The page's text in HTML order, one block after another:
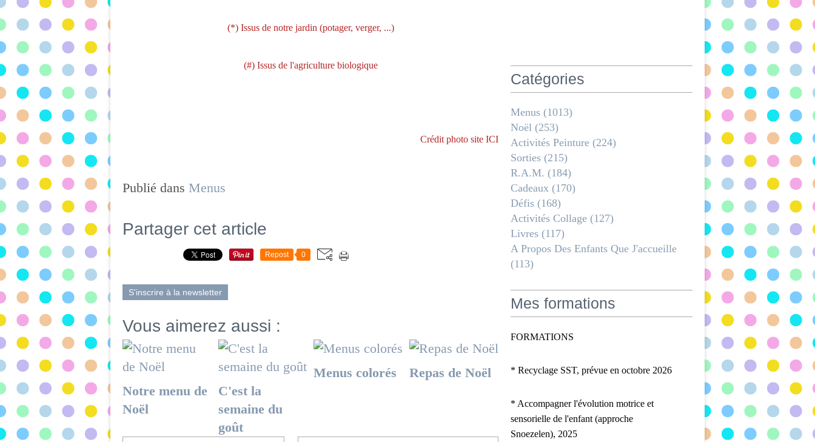
(*) Issus de notre jardin (potager, verger, ...)
(#) Issus de l'agriculture biologique
Crédit photo site ICI
Publié dans Menus
Partager cet article
Repost 0
S'inscrire à la newsletter
Vous aimerez aussi :
Notre menu de
Noël
C'est la
semaine du
goût
Menus colorés Repas de Noël
Catégories
Menus (1013)
Noël (253)
Activités Peinture (224)
Sorties (215)
R.a.m. (184)
Cadeaux (170)
Défis (168)
Activités Collage (127)
Livres (117)
A Propos Des Enfants Que J'accueille
(113)
Mes formations
FORMATIONS
* Recyclage SST, prévue en octobre 2026
* Accompagner l'évolution motrice et
sensorielle de l'enfant (approche
Snoezelen), 2025